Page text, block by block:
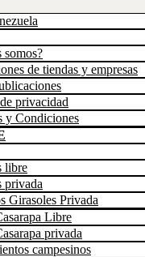
somos?
de tiendas y empresas
privacidad
y Condiciones
libre
privada
Girasoles Privada
Libre
privada
campesinos